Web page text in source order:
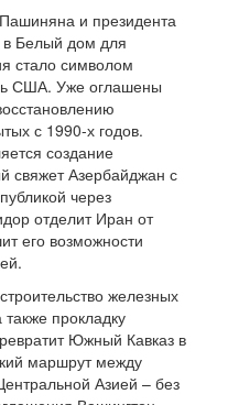
и президента
Белый дом для
стало символом
США. Уже оглашены
с 1990-х годов.
создание
свяжет Азербайджан с
через
отделит Иран от
его возможности
железных
прокладку
Южный Кавказ в
маршрут между
Азией – без